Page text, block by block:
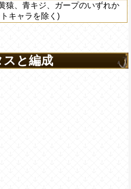
猿、青キジ、ガープのいずれか
キャラを除く)
スと編成